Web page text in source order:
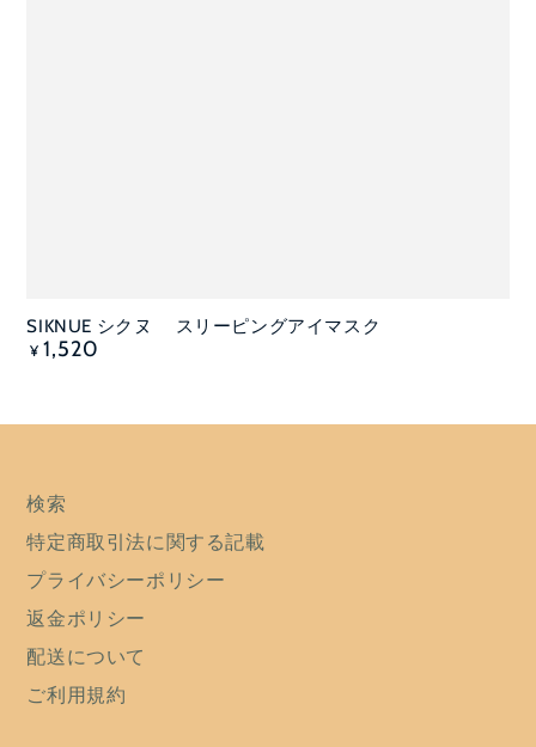
SIKNUE シクヌ スリーピングアイマスク
定
価
¥ 1,520
検索
特定商取引法に関する記載
プライバシーポリシー
返金ポリシー
配送について
ご利用規約